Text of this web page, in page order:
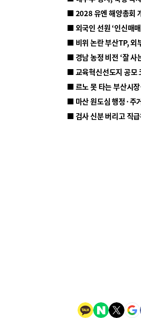
■ 2028 유엔 해양총회
■ 외국인 선원 ‘인신매
■ 비위 논란 부산TP, 외
■ 르노 못 타는 부산시
■ 마산 원도심 행정·주